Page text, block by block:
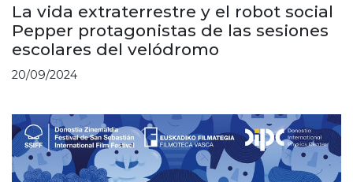
La vida extraterrestre y el robot social
Pepper protagonistas de las sesiones
escolares del velódromo
20/09/2024